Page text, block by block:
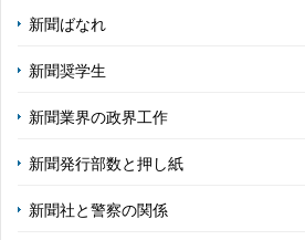
新聞ばなれ
新聞奨学生
新聞業界の政界工作
新聞発行部数と押し紙
新聞社と警察の関係